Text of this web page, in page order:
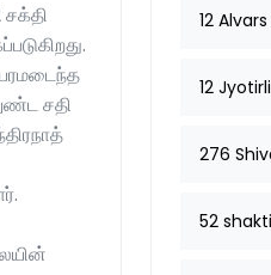
சதி
12 Alvars
12
276
52